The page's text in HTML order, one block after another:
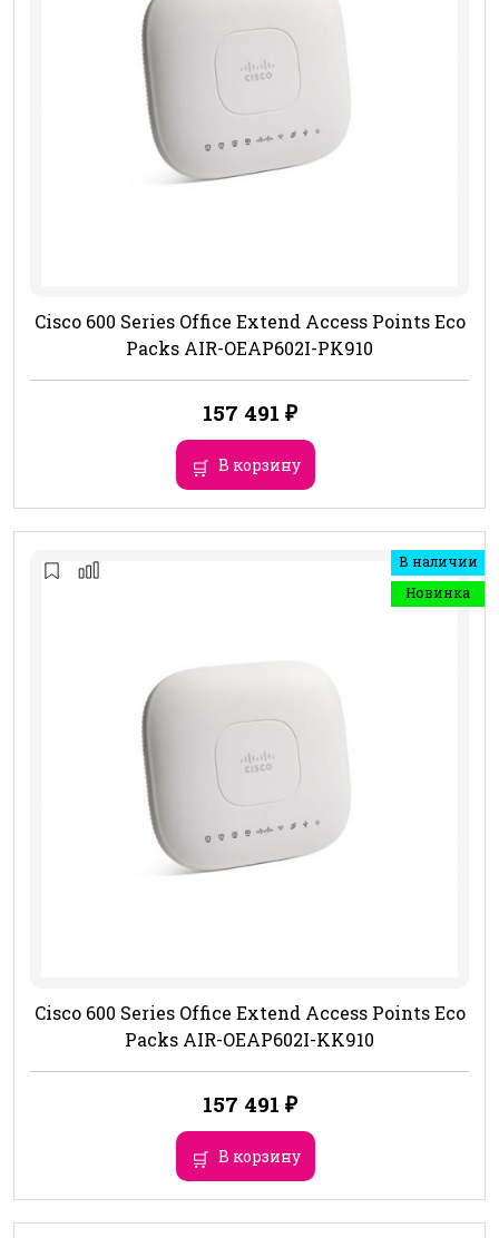
Cisco 600 Series Office Extend Access Points Eco
Packs AIR-OEAP602I-PK910
157 491 ₽
В корзину
В наличии
Новинка
Cisco 600 Series Office Extend Access Points Eco
Packs AIR-OEAP602I-KK910
157 491 ₽
В корзину